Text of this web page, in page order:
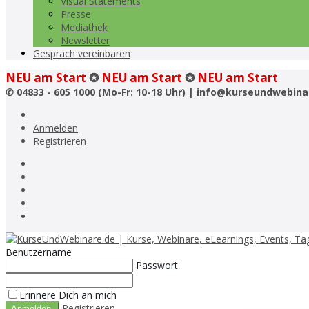
Presse
Mediathek
Newsletter
Gespräch vereinbaren
NEU am Start ✪ NEU am Start ✪ NEU am Start
✆ 04833 - 605 1000 (Mo-Fr: 10-18 Uhr) |
Anmelden
Registrieren
Benutzername
Passwort
Erinnere Dich an mich